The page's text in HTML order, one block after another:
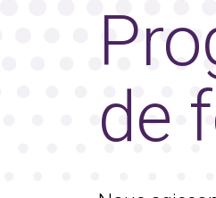
de